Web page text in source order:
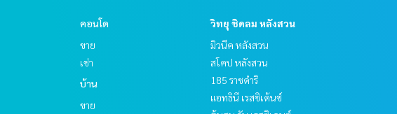
คอนโด
ขาย
เช่า
บ้าน
ขาย
วิทยุ ชิดลม หลังสวน
มิวนีค หลังสวน
สโคป หลังสวน
185 ราชดำริ
แอทธินี เรสซิเด้นซ์